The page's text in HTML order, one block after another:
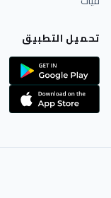
تحميل التطبيق